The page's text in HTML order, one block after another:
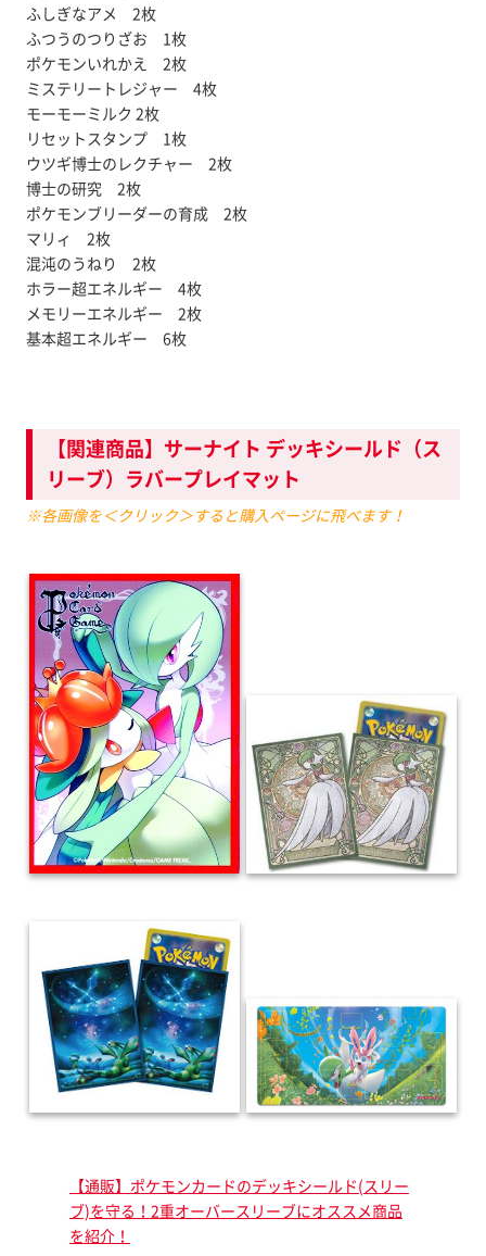
ふしぎなアメ 2枚
ふつうのつりざお 1枚
ポケモンいれかえ 2枚
ミステリートレジャー 4枚
モーモーミルク 2枚
リセットスタンプ 1枚
ウツギ博士のレクチャー 2枚
博士の研究 2枚
ポケモンブリーダーの育成 2枚
マリィ 2枚
混沌のうねり 2枚
ホラー超エネルギー 4枚
メモリーエネルギー 2枚
基本超エネルギー 6枚
【関連商品】サーナイト デッキシールド（ス
リーブ）ラバープレイマット
※各画像を＜クリック＞すると購入ページに飛べます！
【通販】ポケモンカードのデッキシールド(スリー
ブ)を守る！2重オーバースリーブにオススメ商品
を紹介！